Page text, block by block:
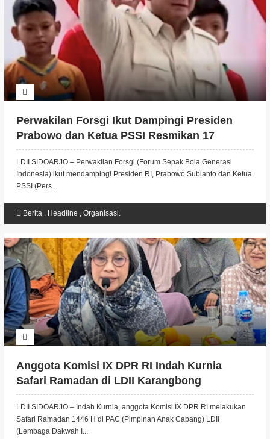
Perwakilan Forsgi Ikut Dampingi Presiden
Prabowo dan Ketua PSSI Resmikan 17
Stadion
LDII SIDOARJO – Perwakilan Forsgi (Forum Sepak Bola Generasi
Indonesia) ikut mendampingi Presiden RI, Prabowo Subianto dan Ketua
PSSI (Pers...
Berita , Headline , Organisasi.
Anggota Komisi IX DPR RI Indah Kurnia
Safari Ramadan di LDII Karangbong
LDII SIDOARJO – Indah Kurnia, anggota Komisi IX DPR RI melakukan
Safari Ramadan 1446 H di PAC (Pimpinan Anak Cabang) LDII
(Lembaga Dakwah I...